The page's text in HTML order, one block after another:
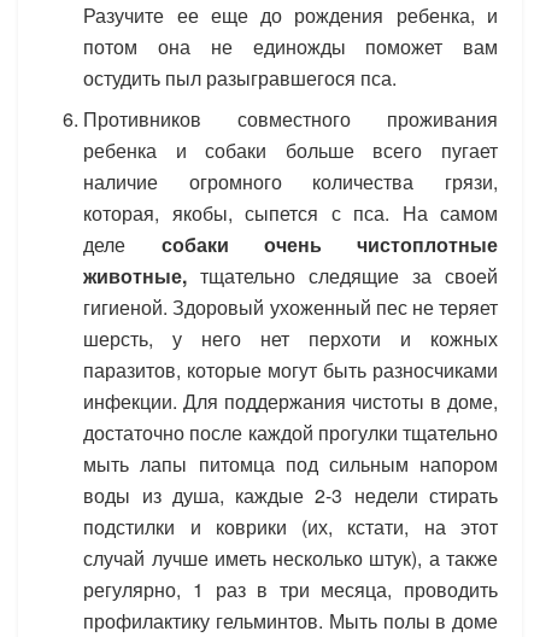
Разучите ее еще до рождения ребенка, и
потом она не единожды поможет вам
остудить пыл разыгравшегося пса.
Противников совместного проживания
ребенка и собаки больше всего пугает
наличие огромного количества грязи,
которая, якобы, сыпется с пса. На самом
деле собаки очень чистоплотные
животные, тщательно следящие за своей
гигиеной. Здоровый ухоженный пес не теряет
шерсть, у него нет перхоти и кожных
паразитов, которые могут быть разносчиками
инфекции. Для поддержания чистоты в доме,
достаточно после каждой прогулки тщательно
мыть лапы питомца под сильным напором
воды из душа, каждые 2-3 недели стирать
подстилки и коврики (их, кстати, на этот
случай лучше иметь несколько штук), а также
регулярно, 1 раз в три месяца, проводить
профилактику гельминтов. Мыть полы в доме